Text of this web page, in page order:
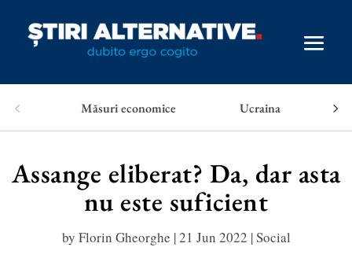
Măsuri economice Ucraina
Assange eliberat? Da, dar asta
nu este suficient
by Florin Gheorghe |21 Jun 2022 |Social